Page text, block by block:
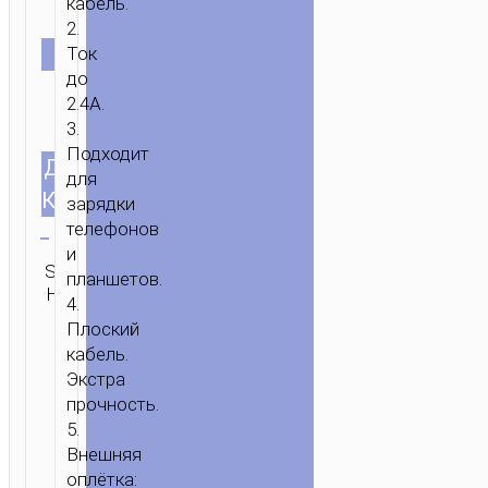
ГЛАВНАЯ /
АКСЕССУАРЫ
“U119
MACHINE”
ЦВЕТ
ДЛИНА
КАБЕЛЯ
SKU:
Н/Д
Категория:
2.
Ток
до
2.4A.
3.
Подходит
для
зарядки
телефонов
и
планшетов.
4.
Плоский
кабель.
Экстра
прочность.
5.
Внешняя
оплётка: